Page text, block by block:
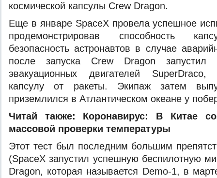
космической капсулы Crew Dragon.
Еще в январе SpaceX провела успешное
продемонстрировав способность
безопасность астронавтов в случае
после запуска Crew Dragon запустил
эвакуационных двигателей SuperDraco,
капсулу от ракеты. Экипаж затем
приземлился в Атлантическом океане у
Читай также: Коронавирус: В Китае
массовой проверки температуры
Этот тест был последним большим
(SpaceX запустил успешную беспилотную
Dragon, которая называется Demo-1, в